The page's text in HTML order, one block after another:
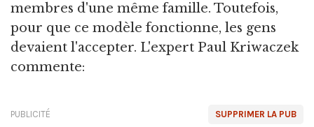
membres d'une même famille. Toutefois,
pour que ce modèle fonctionne, les gens
devaient l'accepter. L'expert Paul Kriwaczek
commente:
SUPPRIMER LA PUB
PUBLICITÉ